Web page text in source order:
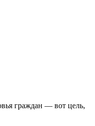
граждан — вот цель,